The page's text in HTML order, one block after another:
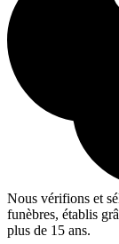
Nous vérifions et
funèbres, établis
plus de 15 ans.